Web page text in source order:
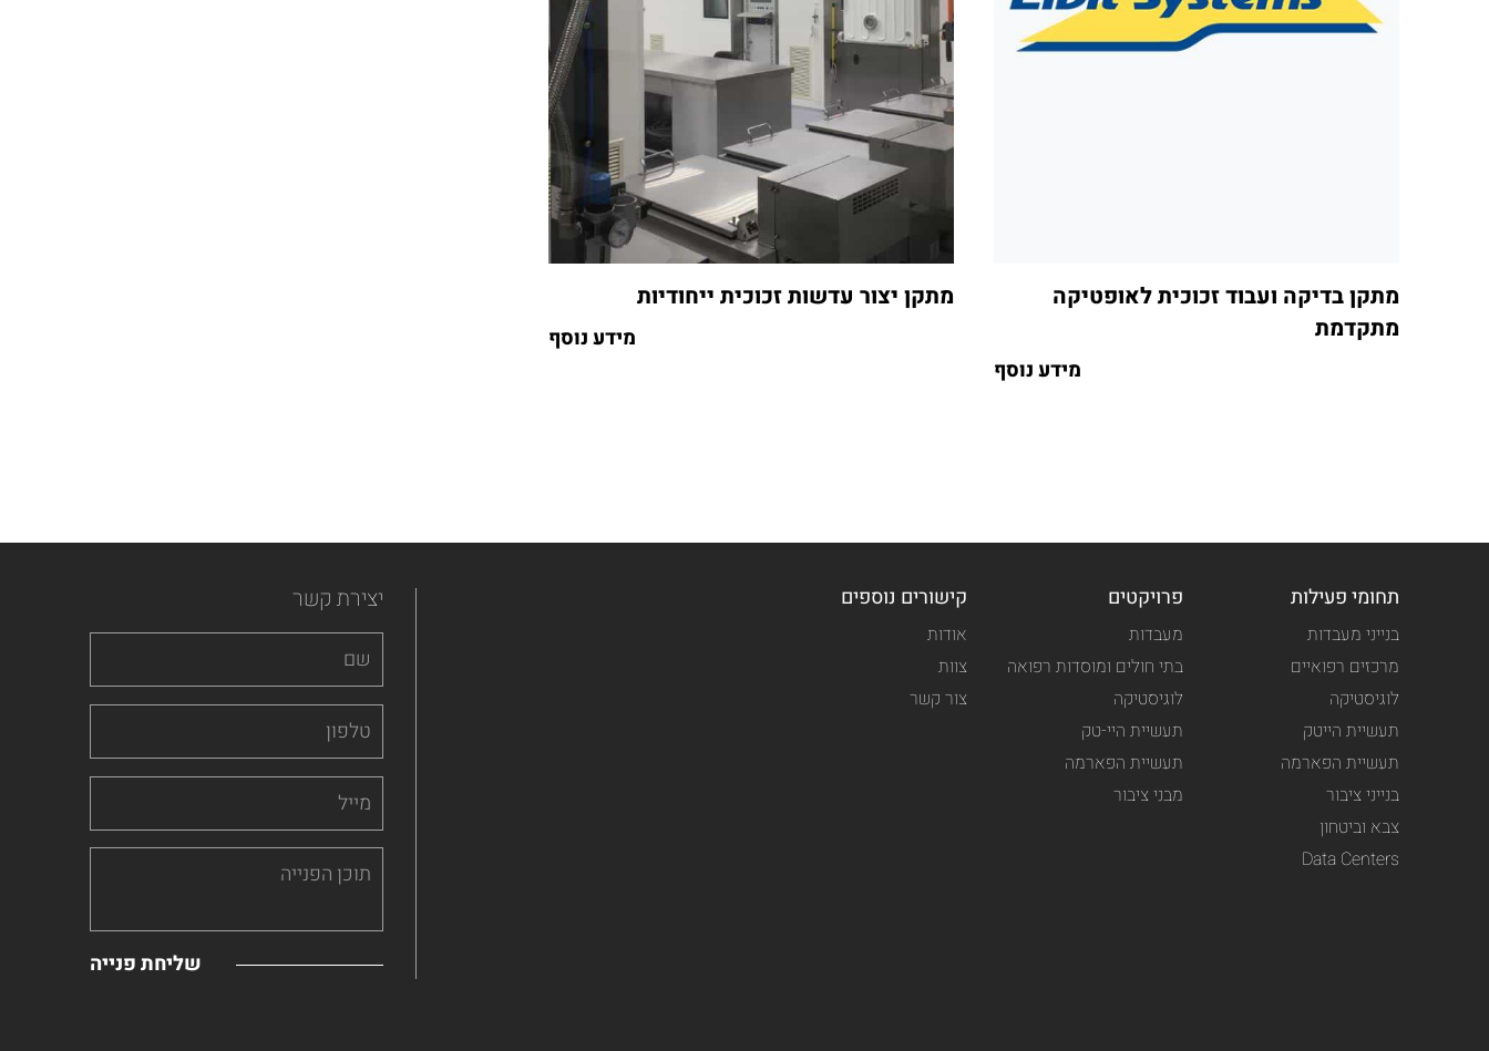
מתקן בדיקה ועבוד זכוכית לאופטיקה
מתקדמת
מידע נוסף
מתקן יצור עדשות זכוכית ייחודיות
מידע נוסף
יצירת קשר תחומי פעילות
בנייני מעבדות
מרכזים רפואיים
לוגיסטיקה
תעשיית הייטק
תעשיית הפארמה
בנייני ציבור
צבא וביטחון
Data Centers
פרויקטים
מעבדות
בתי חולים ומוסדות רפואה
לוגיסטיקה
תעשיית היי-טק
תעשיית הפארמה
מבני ציבור
קישורים נוספים
אודות
צוות
צור קשר